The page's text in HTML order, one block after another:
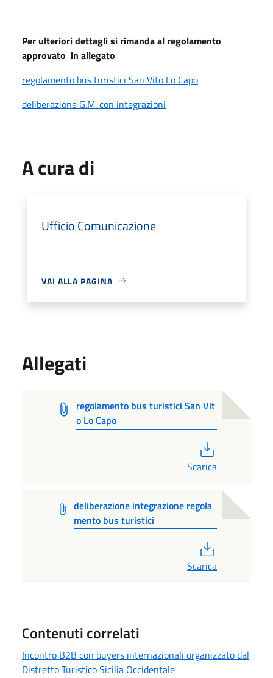
Per ulteriori dettagli si rimanda al regolamento
approvato in allegato
regolamento bus turistici San Vito Lo Capo
deliberazione G.M. con integrazioni
A cura di
Ufficio Comunicazione
VAI ALLA PAGINA
Allegati
regolamento bus turistici San Vit
o Lo Capo
Scarica
deliberazione integrazione regola
mento bus turistici
Scarica
Contenuti correlati
Incontro B2B con buyers internazionali organizzato dal
Distretto Turistico Sicilia Occidentale